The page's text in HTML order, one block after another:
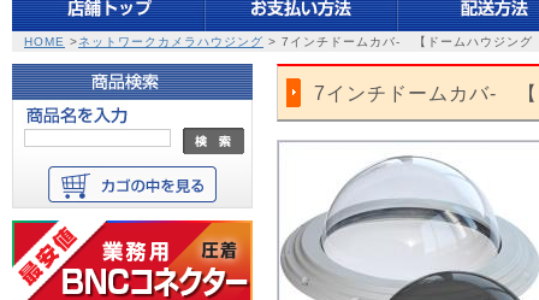
HOME >ネットワークカメラハウジング > 7インチドームカバ- 【ドームハウジン
7インチドームカバ-